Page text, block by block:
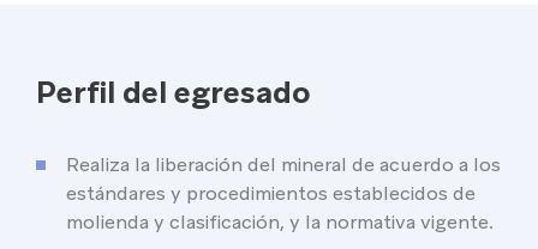
Perfil del egresado
Realiza la liberación del mineral de acuerdo a los
estándares y procedimientos establecidos de
molienda y clasificación, y la normativa vigente.